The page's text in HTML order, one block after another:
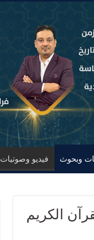
وبحوث فيديو وصوتيات
الكريم